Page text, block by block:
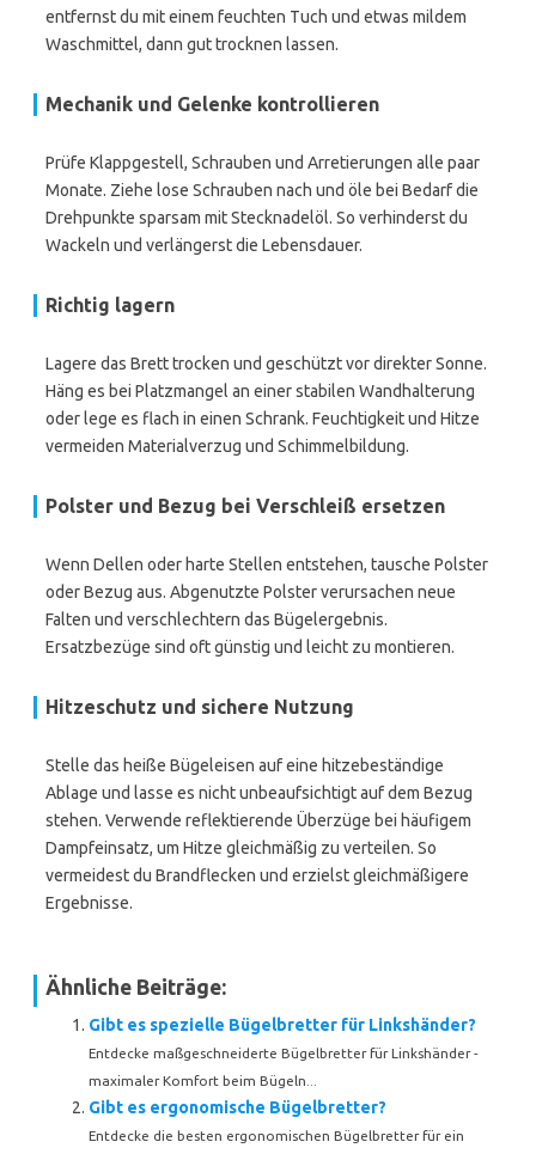
entfernst du mit einem feuchten Tuch und etwas mildem
Waschmittel, dann gut trocknen lassen.
Mechanik und Gelenke kontrollieren
Prüfe Klappgestell, Schrauben und Arretierungen alle paar
Monate. Ziehe lose Schrauben nach und öle bei Bedarf die
Drehpunkte sparsam mit Stecknadelöl. So verhinderst du
Wackeln und verlängerst die Lebensdauer.
Richtig lagern
Lagere das Brett trocken und geschützt vor direkter Sonne.
Häng es bei Platzmangel an einer stabilen Wandhalterung
oder lege es flach in einen Schrank. Feuchtigkeit und Hitze
vermeiden Materialverzug und Schimmelbildung.
Polster und Bezug bei Verschleiß ersetzen
Wenn Dellen oder harte Stellen entstehen, tausche Polster
oder Bezug aus. Abgenutzte Polster verursachen neue
Falten und verschlechtern das Bügelergebnis.
Ersatzbezüge sind oft günstig und leicht zu montieren.
Hitzeschutz und sichere Nutzung
Stelle das heiße Bügeleisen auf eine hitzebeständige
Ablage und lasse es nicht unbeaufsichtigt auf dem Bezug
stehen. Verwende reflektierende Überzüge bei häufigem
Dampfeinsatz, um Hitze gleichmäßig zu verteilen. So
vermeidest du Brandflecken und erzielst gleichmäßigere
Ergebnisse.
Ähnliche Beiträge:
Gibt es spezielle Bügelbretter für Linkshänder?
Entdecke maßgeschneiderte Bügelbretter für Linkshänder -
maximaler Komfort beim Bügeln...
Gibt es ergonomische Bügelbretter?
Entdecke die besten ergonomischen Bügelbretter für ein